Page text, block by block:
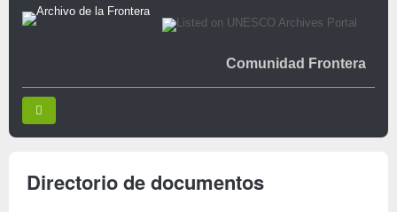
Comunidad Frontera
Directorio de documentos